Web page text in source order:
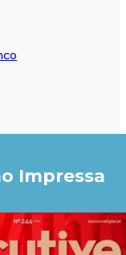
Impressa